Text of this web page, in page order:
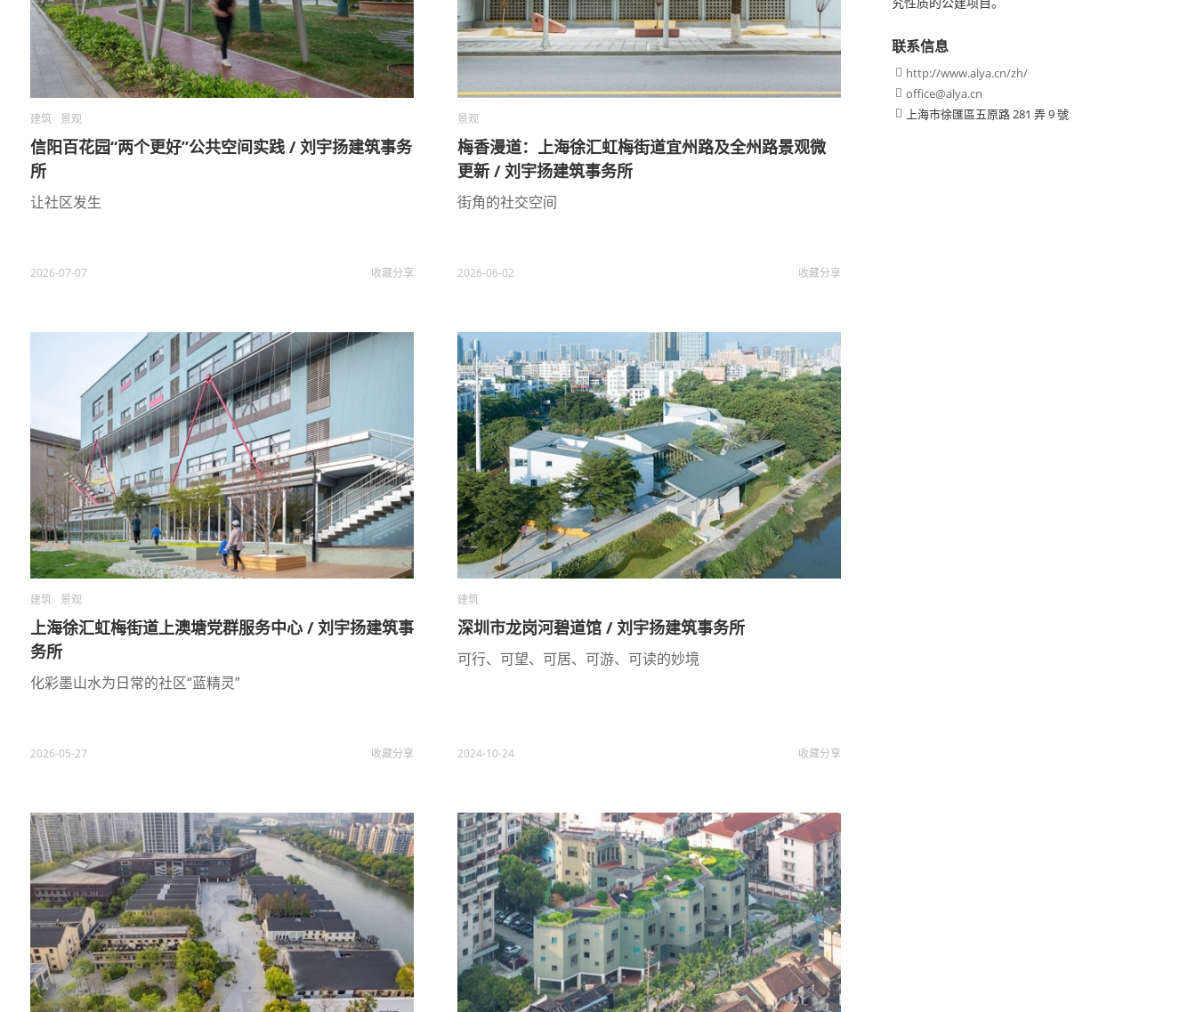
建筑 景观
信阳百花园“两个更好”公共空间实践 / 刘宇扬建筑事务
所
让社区发生
2026-07-07 收藏分享
景观
梅香漫道：上海徐汇虹梅街道宜州路及全州路景观微
更新 / 刘宇扬建筑事务所
街角的社交空间
2026-06-02 收藏分享
建筑 景观
上海徐汇虹梅街道上澳塘党群服务中心 / 刘宇扬建筑事
务所
化彩墨山水为日常的社区“蓝精灵”
2026-05-27 收藏分享
建筑
深圳市龙岗河碧道馆 / 刘宇扬建筑事务所
可行、可望、可居、可游、可读的妙境
2024-10-24 收藏分享
联系信息
 http://www.alya.cn/zh/
 office@alya.cn
 上海市徐匯區五原路 281 弄 9 號